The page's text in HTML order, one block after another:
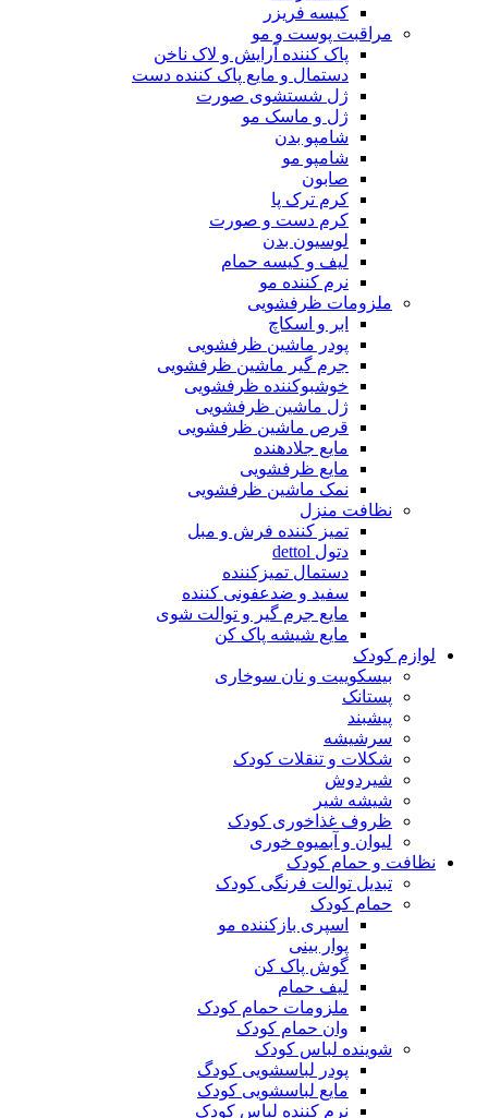
کیسه فریزر
مراقبت پوست و مو
پاک کننده آرایش و لاک ناخن
دستمال و مایع پاک کننده دست
ژل شستشوی صورت
ژل و ماسک مو
شامپو بدن
شامپو مو
صابون
کرم ترک پا
کرم دست و صورت
لوسیون بدن
لیف و کیسه حمام
نرم کننده مو
ملزومات ظرفشویی
ابر و اسکاچ
پودر ماشین ظرفشویی
جرم گیر ماشین ظرفشویی
خوشبوکننده ظرفشویی
ژل ماشین ظرفشویی
قرص ماشین ظرفشویی
مایع جلادهنده
مایع ظرفشویی
نمک ماشین ظرفشویی
نظافت منزل
تمیز کننده فرش و مبل
دتول dettol
دستمال تمیزکننده
سفید و ضدعفونی کننده
مایع جرم گیر و توالت شوی
مایع شیشه پاک کن
لوازم کودک
بیسکوییت و نان سوخاری
پستانک
پیشبند
سرشیشه
شکلات و تنقلات کودک
شیردوش
شیشه شیر
ظروف غذاخوری کودک
لیوان و آبمیوه خوری
نظافت و حمام کودک
تبدیل توالت فرنگی کودک
حمام کودک
اسپری بازکننده مو
پوار بینی
گوش پاک کن
لیف حمام
ملزومات حمام کودک
وان حمام کودک
شوینده لباس کودک
پودر لباسشویی کودگ
مایع لباسشویی کودک
نرم کننده لباس کودک